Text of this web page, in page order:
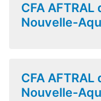
CFA
Nouvelle-
CFA
Nouvelle-